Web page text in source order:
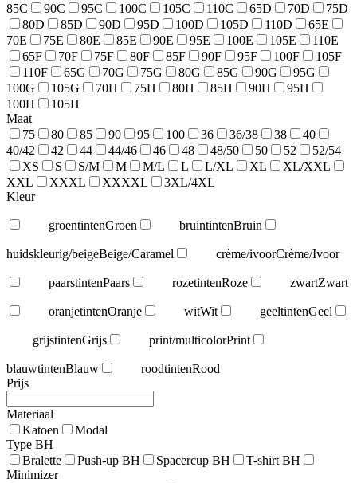
85C
90C 95C 100C 105C 110C 65D 70D
75D
80D
85D 90D 95D 100D 105D 110D
65E
70E
75E 80E 85E 90E 95E 100E 105E
110E
65F
70F 75F 80F 85F 90F 95F 100F
105F
110F
65G 70G 75G 80G 85G 90G
95G
100G
105G 70H 75H 80H 85H 90H
95H
100H
105H
Maat
75
80 85 90 95 100 36 36/38 38
40
40/42
42 44 44/46 46 48 48/50 50 52
52/54
XS
S S/M M M/L L L/XL XL
XL/XXL
XXL
XXXL XXXXL
3XL/4XL
Kleur
groentintenGroen bruintintenBruin
huidskleurig/beigeBeige/Caramel crème/ivoorCrème/Ivoor
paarstintenPaars rozetintenRoze zwartZwart
oranjetintenOranje witWit geeltintenGeel
grijstintenGrijs print/multicolorPrint
blauwtintenBlauw roodtintenRood
Prijs
Materiaal
Katoen
Modal
Type BH
Bralette
Push-up BH Spacercup BH
T-shirt BH
Minimizer